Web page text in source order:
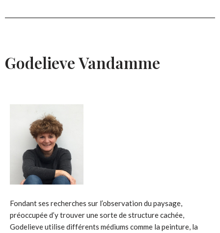
Godelieve Vandamme
Fondant ses recherches sur l’observation du paysage,
préoccupée d’y trouver une sorte de structure cachée,
Godelieve utilise différents médiums comme la peinture, la